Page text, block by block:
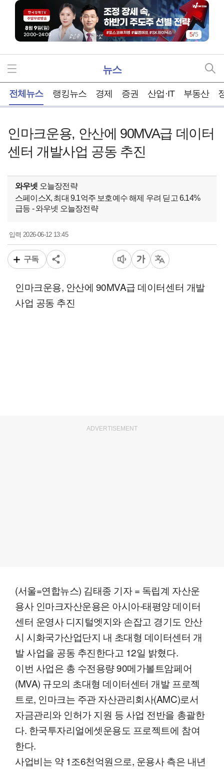
5/5
뉴스
전체뉴스 랭킹뉴스 경제 증권 산업·IT 부동산
인마크운용, 안산에 90MVA급 데이터
센터 개발사업 공동 추진
와우넷 오늘장전략
스페이스X, 최대 9.1억주 보호예수 해제 우려 딛고 6.14%
급등 - 와우넷 오늘장전략
입력2026-06-12 13:45
구독
인마크운용, 안산에 90MVA급 데이터센터 개발
사업 공동 추진
ADVERTISEMENT
(서울=연합뉴스) 김태종 기자 = 독립계 자산운
용사 인마크자산운용은 아시아-태평양 데이터
센터 운영사 디지털엣지와 손잡고 경기도 안산
시 시화국가산업단지 내 초대형 데이터센터 개
발 사업을 공동 추진한다고 12일 밝혔다.
이번 사업은 총 수전용량 90메가볼트암페어
(MVA) 규모의 초대형 데이터센터 개발 프로젝
트로, 인마크는 주관 자산관리회사(AMC)로서
자금관리와 인허가 지원 등 사업 전반을 총괄한
다. 한국투자리얼에셋운용도 프로젝트에 참여
한다.
사업비는 약 1조6천억원으로, 운용사 측은 내년